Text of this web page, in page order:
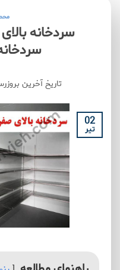
سردخانه
تاریخ آخرین بروزرسانی: 1404/
02
تیر